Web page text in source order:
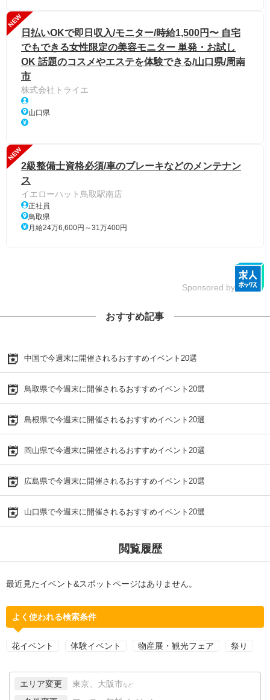
NEW
日払いOKで即日収入/モニター/時給1,500円〜 自宅
でもできる女性限定の美容モニター 単発・お試し
OK 話題のコスメやエステを体験できる/山口県/周南
市
株式会社トライエ
山口県
NEW
2級整備士資格必須/車のブレーキなどのメンテナン
ス
イエローハット鳥取駅南店
正社員
鳥取県
月給24万6,600円～31万400円
Sponsored by
おすすめ記事
中国で今週末に開催されるおすすめイベント20選
鳥取県で今週末に開催されるおすすめイベント20選
島根県で今週末に開催されるおすすめイベント20選
岡山県で今週末に開催されるおすすめイベント20選
広島県で今週末に開催されるおすすめイベント20選
山口県で今週末に開催されるおすすめイベント20選
閲覧履歴
最近見たイベント&スポットページはありません。
よく使われる検索条件
花イベント 体験イベント 物産展・観光フェア 祭り
エリア変更 東京、大阪市 など